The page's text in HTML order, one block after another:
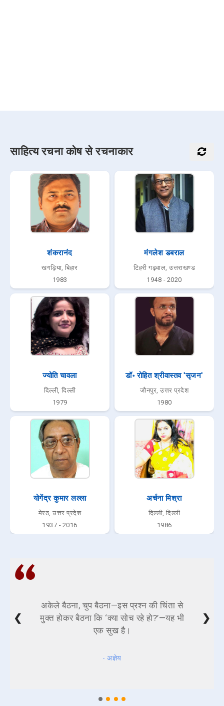
साहित्य रचना कोष से रचनाकार
शंकरानंद
खगड़िया, बिहार
1983
मंगलेश डबराल
टिहरी गढ़वाल, उत्तराखण्ड
1948 - 2020
ज्योति चावला
दिल्ली, दिल्ली
1979
डॉ॰ रोहित श्रीवास्तव 'सृजन'
जौनपुर, उत्तर प्रदेश
1980
योगेंद्र कुमार लल्ला
मेरठ, उत्तर प्रदेश
1937 - 2016
अर्चना मिश्रा
दिल्ली, दिल्ली
1986
अकेले बैठना, चुप बैठना—इस प्रश्न की चिंता से
मुक्त होकर बैठना कि ‘क्या सोच रहे हो?’—यह भी
एक सुख है।
- अज्ञेय
❮ ❯